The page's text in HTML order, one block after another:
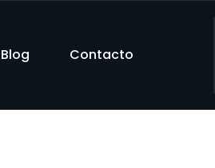
Blog Contacto